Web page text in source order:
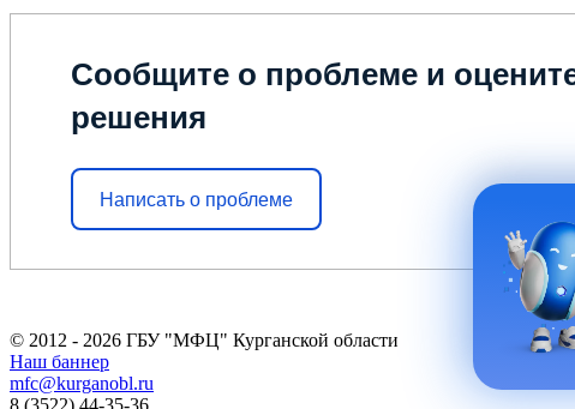
Сообщите о проблеме и
решения
Написать о проблеме
© 2012 - 2026 ГБУ "МФЦ" Курганской области
Наш баннер
mfc@kurganobl.ru
8 (3522) 44-35-36